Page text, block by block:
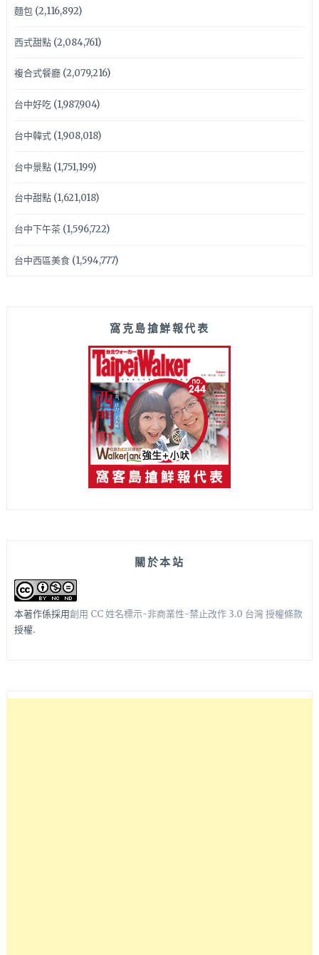
麵包(2,116,892)
西式甜點(2,084,761)
複合式餐廳(2,079,216)
台中好吃(1,987,904)
台中韓式(1,908,018)
台中景點(1,751,199)
台中甜點(1,621,018)
台中下午茶(1,596,722)
台中西區美食(1,594,777)
窩克島搶鮮報代表
關於本站
本著作係採用創用 CC 姓名標示-非商業性-禁止改作 3.0 台灣 授權條款
授權.